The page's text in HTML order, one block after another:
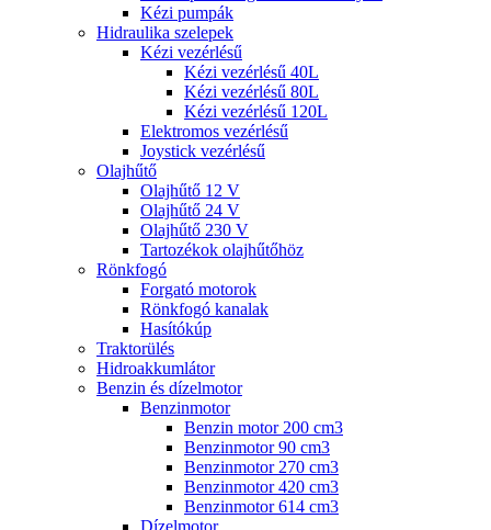
Kézi pumpák
Hidraulika szelepek
Kézi vezérlésű
Kézi vezérlésű 40L
Kézi vezérlésű 80L
Kézi vezérlésű 120L
Elektromos vezérlésű
Joystick vezérlésű
Olajhűtő
Olajhűtő 12 V
Olajhűtő 24 V
Olajhűtő 230 V
Tartozékok olajhűtőhöz
Rönkfogó
Forgató motorok
Rönkfogó kanalak
Hasítókúp
Traktorülés
Hidroakkumlátor
Benzin és dízelmotor
Benzinmotor
Benzin motor 200 cm3
Benzinmotor 90 cm3
Benzinmotor 270 cm3
Benzinmotor 420 cm3
Benzinmotor 614 cm3